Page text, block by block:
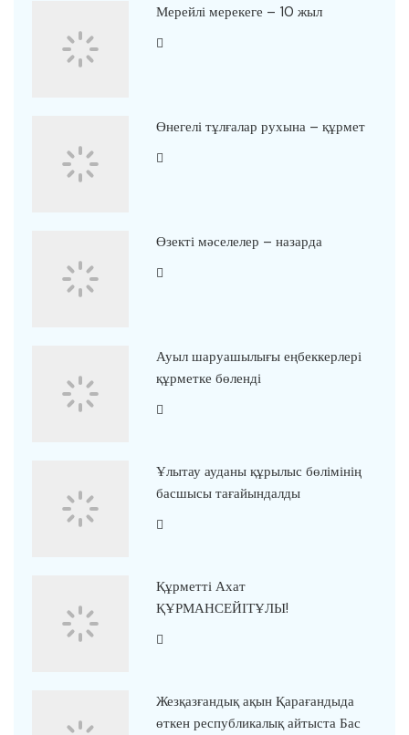
Мерейлі мерекеге – 10 жыл
Өнегелі тұлғалар рухына – құрмет
Өзекті мәселелер – назарда
Ауыл шаруашылығы еңбеккерлері
құрметке бөленді
Ұлытау ауданы құрылыс бөлімінің
басшысы тағайындалды
Құрметті Ахат
ҚҰРМАНСЕЙІТҰЛЫ!
Жезқазғандық ақын Қарағандыда
өткен республикалық айтыста Бас